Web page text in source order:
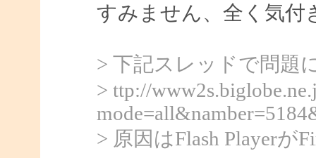
すみません、全く気付
> 下記スレッドで問題
> ttp://
> 原因はFlash Playerが